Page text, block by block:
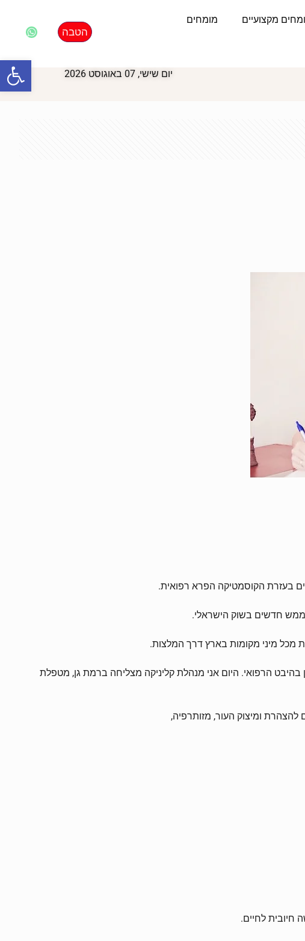
מקצועיים מומחים
הטבה
יום שישי, 07 באוגוסט 2026
בעזרת הקוסמטיקה הפרא רפואית.
מכל מיני מקומות בארץ דרך המלצות.
הרפואי. היום אני מנהלת קליניקה מצליחה ברמת גן, מטפלת
חיובית לחיים.
פתח